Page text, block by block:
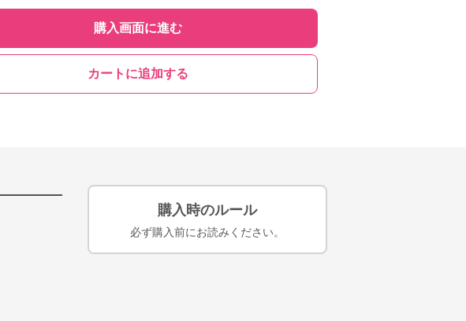
購入画面に進む
カートに追加する
購入時のルール
必ず購入前にお読みください。